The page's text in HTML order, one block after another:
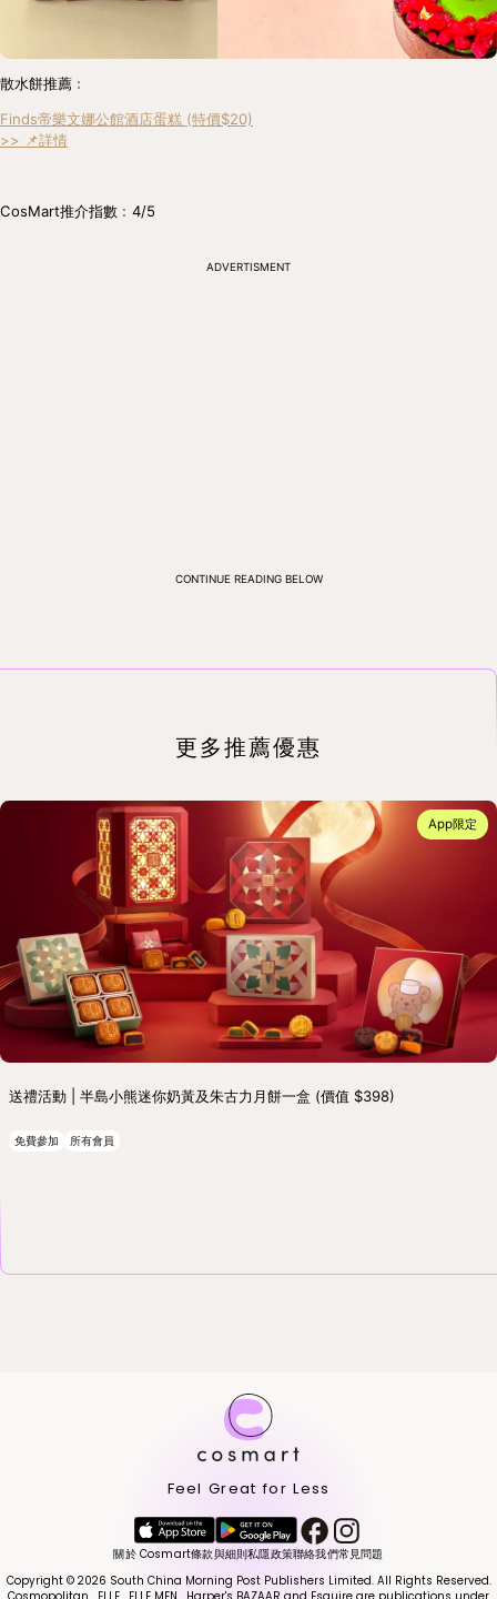
散水餅推薦﹕
Finds帝樂文娜公館酒店蛋糕 (特價$20)
>> 📌詳情
CosMart推介指數﹕4/5
ADVERTISMENT
CONTINUE READING BELOW
更多推薦優惠
App限定
送禮活動 | 半島小熊迷你奶黃及朱古力月餅一盒 (價值 $398)
免費參加 所有會員
Feel Great for Less
關於 Cosmart條款與細則私隱政策聯絡我們常見問題
Copyright © 2026 South China Morning Post Publishers Limited. All Rights Reserved.
Cosmopolitan , ELLE , ELLE MEN , Harper's BAZAAR and Esquire are publications under